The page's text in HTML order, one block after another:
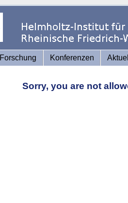
Forschung Konferenzen
Sorry, you are not